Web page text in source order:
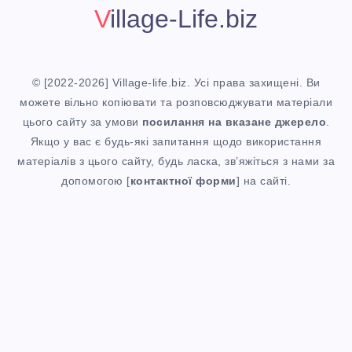
У
2
0
Р
О
Б
О
Village-Life.biz
© [2022-2026] Village-life.biz. Усі права захищені. Ви
можете вільно копіювати та розповсюджувати матеріали
цього сайту за умови посилання на вказане джерело.
Якщо у вас є будь-які запитання щодо використання
матеріалів з цього сайту, будь ласка, зв’яжіться з нами за
допомогою [контактної форми] на сайті.